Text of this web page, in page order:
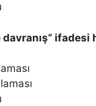
davranış”